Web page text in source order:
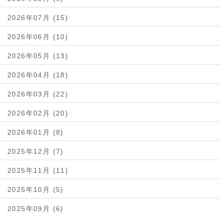
2026年07月 (15)
2026年06月 (10)
2026年05月 (13)
2026年04月 (18)
2026年03月 (22)
2026年02月 (20)
2026年01月 (8)
2025年12月 (7)
2025年11月 (11)
2025年10月 (5)
2025年09月 (6)